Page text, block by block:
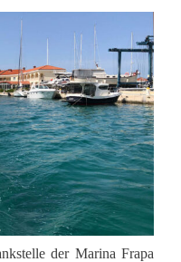
der Marina Frapa